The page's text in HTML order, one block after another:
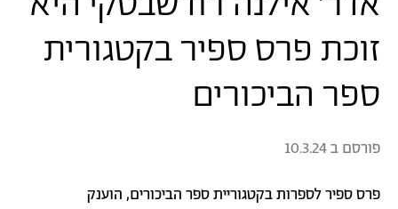
זוכת פרס ספיר בקטגורית
ספר הביכורים
פורסם ב10.3.24
פרס ספיר לספרות בקטגוריית ספר הביכורים, הוענק